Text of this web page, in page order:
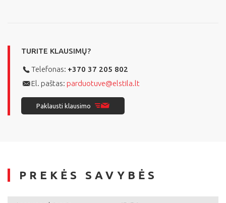
TURITE KLAUSIMŲ?
Telefonas: +370 37 205 802
El. paštas: parduotuve@elstila.lt
Paklausti klausimo
PREKĖS SAVYBĖS